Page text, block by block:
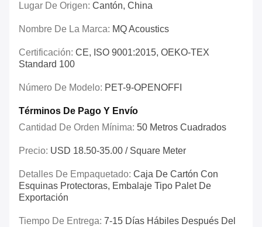
Lugar De Origen: Cantón, China
Nombre De La Marca: MQ Acoustics
Certificación: CE, ISO 9001:2015, OEKO-TEX
Standard 100
Número De Modelo: PET-9-OPENOFFI
Términos De Pago Y Envío
Cantidad De Orden Mínima: 50 Metros Cuadrados
Precio: USD 18.50-35.00 / Square Meter
Detalles De Empaquetado: Caja De Cartón Con
Esquinas Protectoras, Embalaje Tipo Palet De
Exportación
Tiempo De Entrega: 7-15 Días Hábiles Después Del